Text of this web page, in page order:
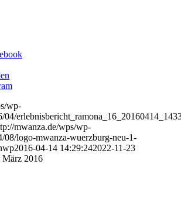
wp-
04/
mwanza.de/wps/wp-
08/logo-mwanza-wuerzburg-neu-1-
2016-04-14 14:29:242022-11-23
2016